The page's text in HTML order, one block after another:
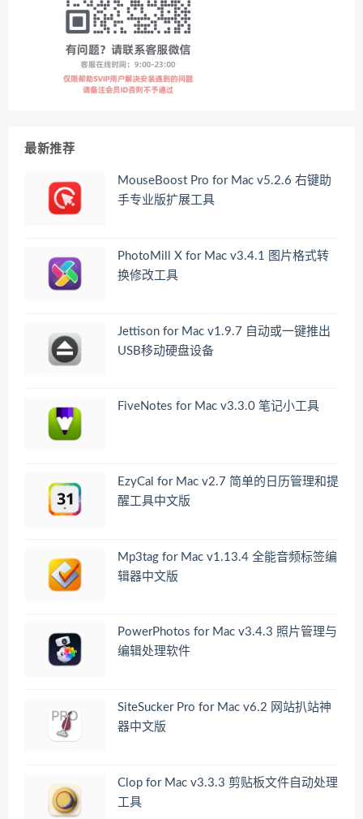
最新推荐
MouseBoost Pro for Mac v5.2.6 右键助
手专业版扩展工具
PhotoMill X for Mac v3.4.1 图片格式转
换修改工具
Jettison for Mac v1.9.7 自动或一键推出
USB移动硬盘设备
FiveNotes for Mac v3.3.0 笔记小工具
EzyCal for Mac v2.7 简单的日历管理和提
醒工具中文版
Mp3tag for Mac v1.13.4 全能音频标签编
辑器中文版
PowerPhotos for Mac v3.4.3 照片管理与
编辑处理软件
SiteSucker Pro for Mac v6.2 网站扒站神
器中文版
Clop for Mac v3.3.3 剪贴板文件自动处理
工具